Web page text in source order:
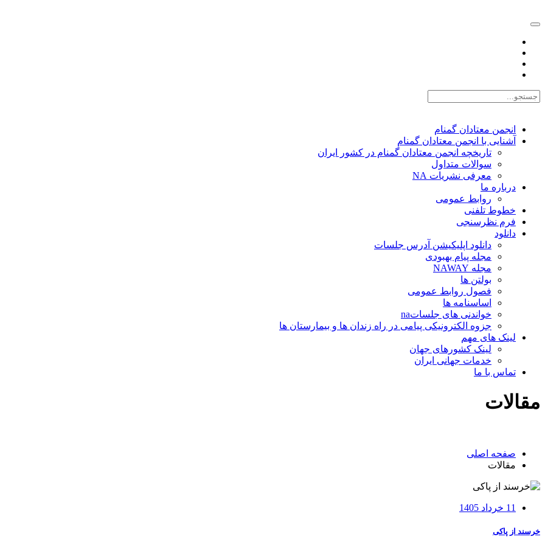
انجمن معتادان گمنام
آشنایی با انجمن معتادان گمنام
تاریخچه انجمن معتادان گمنام در کشور ایران
سوالات متداول
معرفی نشریات NA
درباره ما
روابط عمومی
خطوط تلفنی
فرم نظرسنجی
دانلود
دانلود اپلیکیشن آدرس جلسات
مجله پیام بهبودی
مجله NAWAY
بولتن ها
فصول روابط عمومی
اساسنامه ها
خواندنی های جلساتna
جزوه الکترونیکی پیامی در راه زندان ها و بیمارستان ها
لینک های مهم
لینک کشورهای جهان
خدمات جهانی ایران
تماس با ما
مقالات
صفحه اصلی
مقالات
11 خرداد 1405
خرسند از پاکی